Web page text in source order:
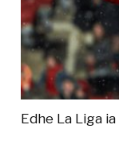
Edhe La Liga